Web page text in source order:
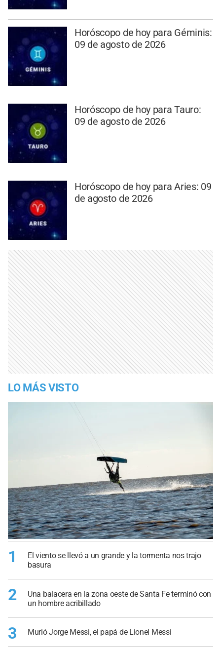
Horóscopo de hoy para Géminis:
09 de agosto de 2026
Horóscopo de hoy para Tauro:
09 de agosto de 2026
Horóscopo de hoy para Aries: 09
de agosto de 2026
LO MÁS VISTO
1
El viento se llevó a un grande y la tormenta nos trajo
basura
2
Una balacera en la zona oeste de Santa Fe terminó con
un hombre acribillado
3 Murió Jorge Messi, el papá de Lionel Messi